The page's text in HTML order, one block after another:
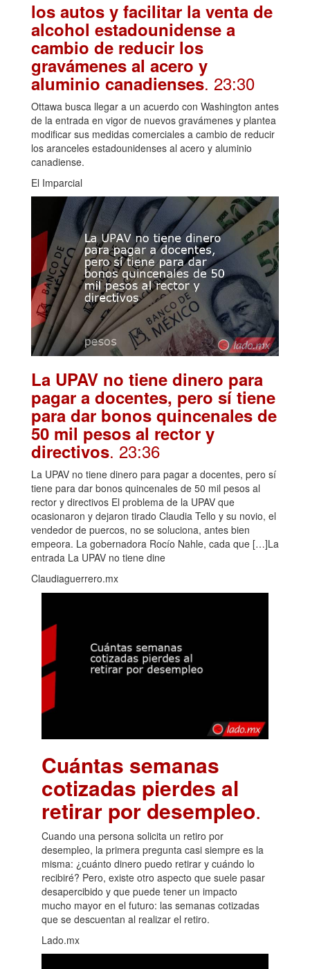
los autos y facilitar la venta de
alcohol estadounidense a
cambio de reducir los
gravámenes al acero y
aluminio canadienses. 23:30
Ottawa busca llegar a un acuerdo con Washington antes
de la entrada en vigor de nuevos gravámenes y plantea
modificar sus medidas comerciales a cambio de reducir
los aranceles estadounidenses al acero y aluminio
canadiense.
El Imparcial
La UPAV no tiene dinero para
pagar a docentes, pero sí tiene
para dar bonos quincenales de
50 mil pesos al rector y
directivos. 23:36
La UPAV no tiene dinero para pagar a docentes, pero sí
tiene para dar bonos quincenales de 50 mil pesos al
rector y directivos El problema de la UPAV que
ocasionaron y dejaron tirado Claudia Tello y su novio, el
vendedor de puercos, no se soluciona, antes bien
empeora. La gobernadora Rocío Nahle, cada que […]La
entrada La UPAV no tiene dine
Claudiaguerrero.mx
Cuántas semanas
cotizadas pierdes al
retirar por desempleo.
Cuando una persona solicita un retiro por
desempleo, la primera pregunta casi siempre es la
misma: ¿cuánto dinero puedo retirar y cuándo lo
recibiré? Pero, existe otro aspecto que suele pasar
desapercibido y que puede tener un impacto
mucho mayor en el futuro: las semanas cotizadas
que se descuentan al realizar el retiro.
Lado.mx